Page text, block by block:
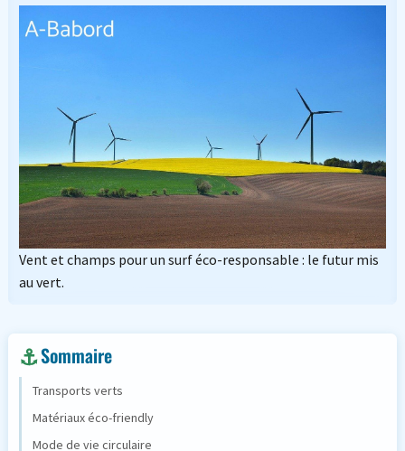
Vent et champs pour un surf éco-responsable : le futur mis
au vert.
Sommaire
Transports verts
Matériaux éco-friendly
Mode de vie circulaire